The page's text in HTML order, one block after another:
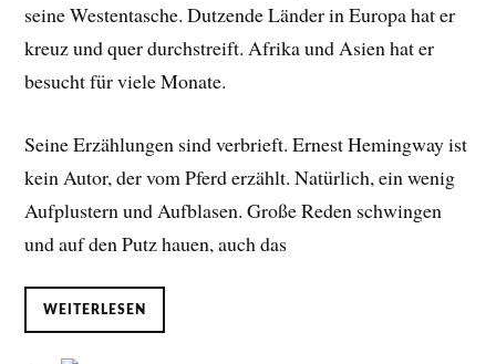
seine Westentasche. Dutzende Länder in Europa hat er
kreuz und quer durchstreift. Afrika und Asien hat er
besucht für viele Monate.
Seine Erzählungen sind verbrieft. Ernest Hemingway ist
kein Autor, der vom Pferd erzählt. Natürlich, ein wenig
Aufplustern und Aufblasen. Große Reden schwingen
und auf den Putz hauen, auch das
WEITERLESEN